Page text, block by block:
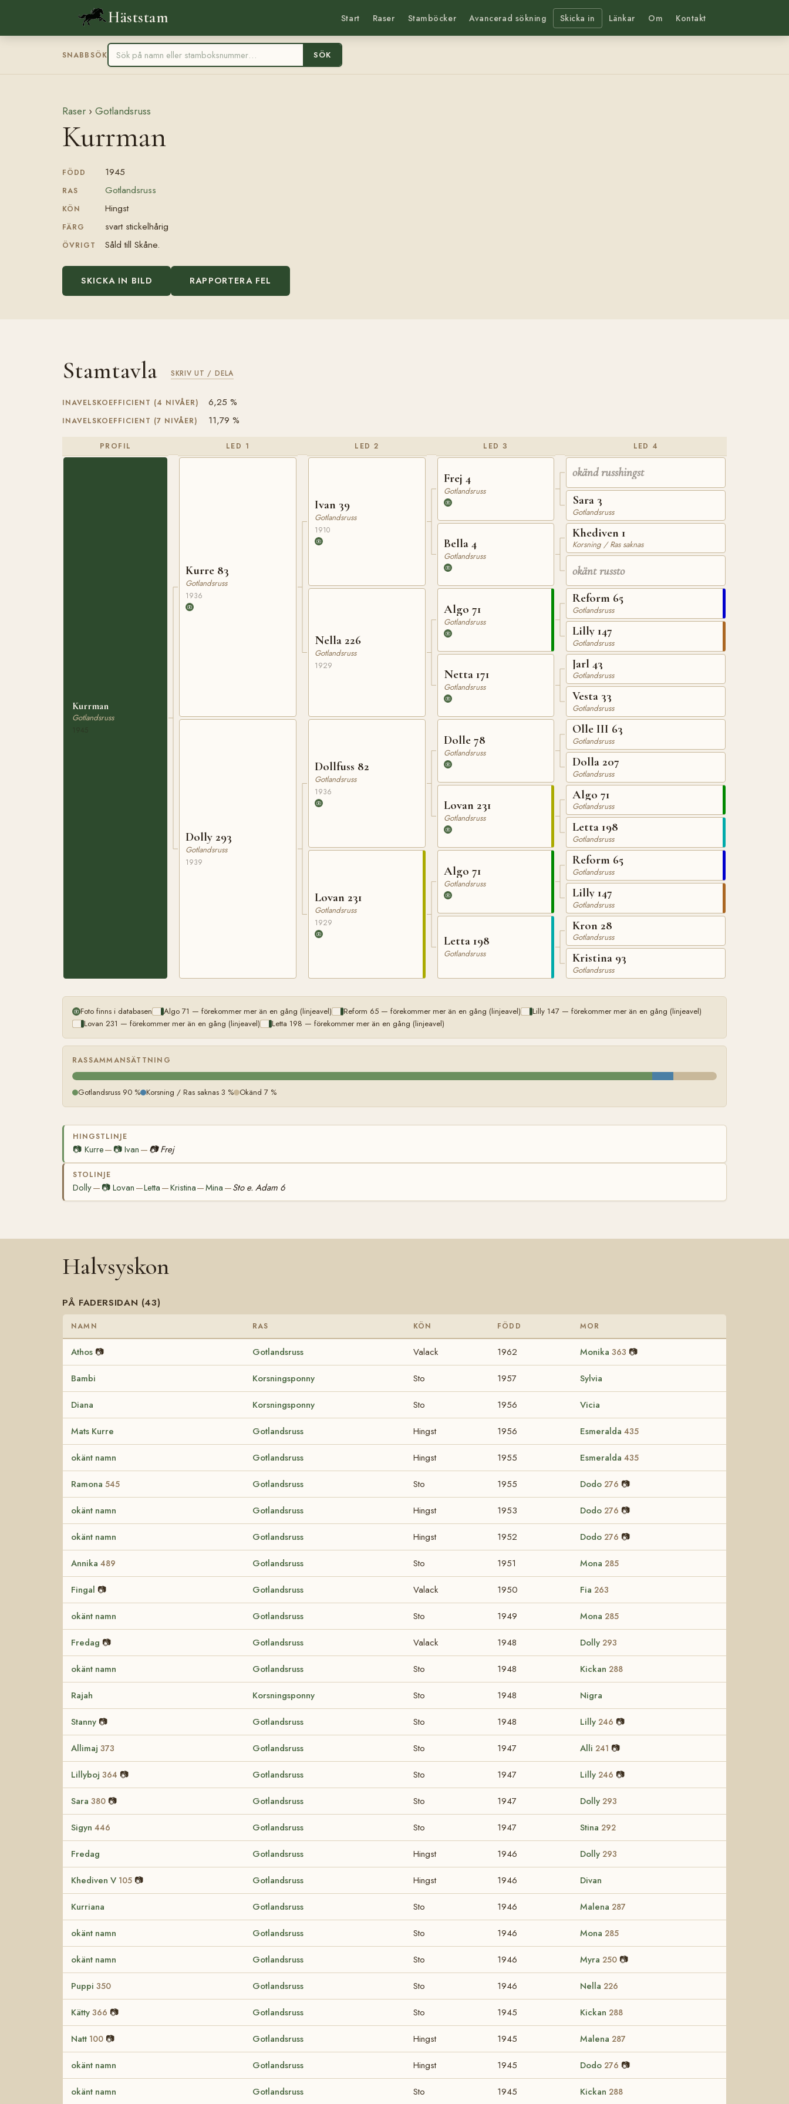
Häststam Start Raser Stamböcker Avancerad sökning Skicka in Länkar Om Kontakt
SNABBSÖK SÖK
Raser › Gotlandsruss
Kurrman
FÖDD 1945
RAS Gotlandsruss
KÖN Hingst
FÄRG svart stickelhårig
ÖVRIGT Såld till Skåne.
SKICKA IN BILD RAPPORTERA FEL
Stamtavla SKRIV UT / DELA
INAVELSKOEFFICIENT (4 NIVÅER) 6,25 %
INAVELSKOEFFICIENT (7 NIVÅER) 11,79 %
PROFIL
Kurrman
Gotlandsruss
LED 1
Kurre 83
Gotlandsruss
1936
Dolly 293
Gotlandsruss
1939
LED 2
Ivan 39
Gotlandsruss
1910
Nella 226
Gotlandsruss
1929
Dollfuss 82
Gotlandsruss
1936
Lovan 231
Gotlandsruss
1929
LED 3
Frej 4
Gotlandsruss
Bella 4
Gotlandsruss
Algo 71
Gotlandsruss
Netta 171
Gotlandsruss
Dolle 78
Gotlandsruss
Lovan 231
Gotlandsruss
Algo 71
Gotlandsruss
Letta 198
Gotlandsruss
LED 4
okänd russhingst
Sara 3
Gotlandsruss
Khediven 1
Korsning / Ras saknas
okänt russto
Reform 65
Gotlandsruss
Lilly 147
Gotlandsruss
Jarl 43
Gotlandsruss
Vesta 33
Gotlandsruss
Olle III 63
Gotlandsruss
Dolla 207
Gotlandsruss
Algo 71
Gotlandsruss
Letta 198
Gotlandsruss
Reform 65
Gotlandsruss
Lilly 147
Gotlandsruss
Kron 28
Gotlandsruss
Kristina 93
Gotlandsruss
Foto finns i databasen Algo 71 — förekommer mer än en gång (linjeavel) Reform 65 — förekommer mer än en gång (linjeavel)
Lilly 147 — förekommer mer än en gång (linjeavel)
Lovan 231 — förekommer mer än en gång (linjeavel)
Letta 198 — förekommer mer än en gång (linjeavel)
RASSAMMANSÄTTNING
Gotlandsruss 90 % Korsning / Ras saknas 3 % Okänd 7 %
HINGSTLINJE
📷 Kurre— 📷Ivan — 📷 Frej
STOLINJE
Dolly— 📷Lovan —Letta —Kristina—Mina —Sto e. Adam 6
Halvsyskon
PÅ FADERSIDAN (43)
NAMN RAS KÖN FÖDD MOR
Athos 📷 Gotlandsruss Valack 1962 Monika 363 📷
Bambi Korsningsponny Sto 1957 Sylvia
Diana Korsningsponny Sto 1956 Vicia
Mats Kurre Gotlandsruss Hingst 1956 Esmeralda 435
okänt namn Gotlandsruss Hingst 1955 Esmeralda 435
Ramona 545 Gotlandsruss Sto 1955 Dodo 276 📷
okänt namn Gotlandsruss Hingst 1953 Dodo 276 📷
okänt namn Gotlandsruss Hingst 1952 Dodo 276 📷
Annika 489 Gotlandsruss Sto 1951 Mona 285
Fingal 📷 Gotlandsruss Valack 1950 Fia 263
okänt namn Gotlandsruss Sto 1949 Mona 285
Fredag 📷 Gotlandsruss Valack 1948 Dolly 293
okänt namn Gotlandsruss Sto 1948 Kickan 288
Rajah Korsningsponny Sto 1948 Nigra
Stanny 📷 Gotlandsruss Sto 1948 Lilly 246 📷
Allimaj 373 Gotlandsruss Sto 1947 Alli 241 📷
Lillyboj 364 📷 Gotlandsruss Sto 1947 Lilly 246 📷
Sara 380 📷 Gotlandsruss Sto 1947 Dolly 293
Sigyn 446 Gotlandsruss Sto 1947 Stina 292
Fredag Gotlandsruss Hingst 1946 Dolly 293
Khediven V 105 📷 Gotlandsruss Hingst 1946 Divan
Kurriana Gotlandsruss Sto 1946 Malena 287
okänt namn Gotlandsruss Sto 1946 Mona 285
okänt namn Gotlandsruss Sto 1946 Myra 250 📷
Puppi 350 Gotlandsruss Sto 1946 Nella 226
Kätty 366 📷 Gotlandsruss Sto 1945 Kickan 288
Natt 100 📷 Gotlandsruss Hingst 1945 Malena 287
okänt namn Gotlandsruss Hingst 1945 Dodo 276 📷
okänt namn Gotlandsruss Sto 1945 Kickan 288